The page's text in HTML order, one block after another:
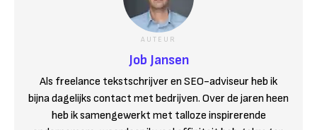
AUTEUR
Job Jansen
Als freelance tekstschrijver en SEO-adviseur heb ik
bijna dagelijks contact met bedrijven. Over de jaren heen
heb ik samengewerkt met talloze inspirerende